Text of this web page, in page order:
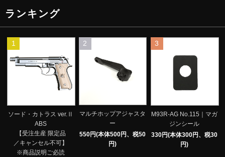
ランキング
1
ソード・カトラス ver.Ⅱ
ABS
【受注生産 限定品
／キャンセル不可】
※商品説明ご必読
2
マルチホップアジャスタ
ー
550円(本体500円、税50
円)
3
M93R-AG No.115｜マガ
ジンシール
330円(本体300円、税30
円)